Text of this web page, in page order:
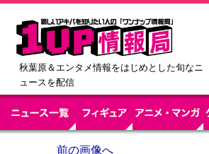
秋葉原＆エンタメ情報をはじめとした旬なニ
ュースを配信
前の画像へ